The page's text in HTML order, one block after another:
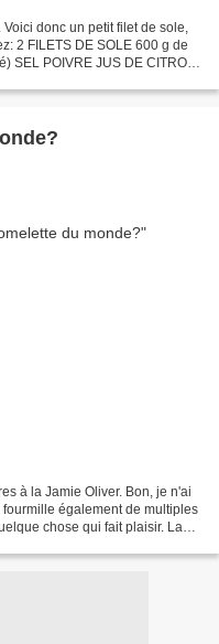
donc un petit filet de sole,
2 FILETS DE SOLE 600 g de
SEL POIVRE JUS DE CITRON
à la Jamie Oliver. Bon, je n'ai
également de multiples
chose qui fait plaisir. La